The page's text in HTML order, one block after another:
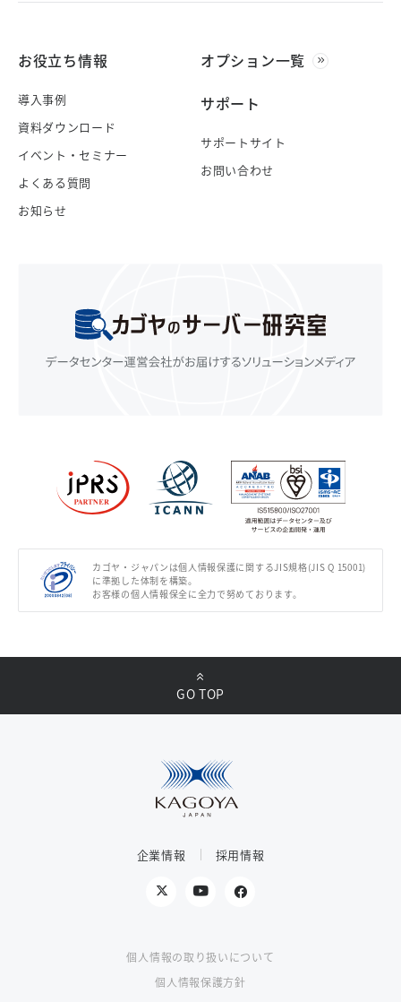
お役立ち情報
導入事例
資料ダウンロード
イベント・セミナー
よくある質問
お知らせ
オプション一覧
サポート
サポートサイト
お問い合わせ
カゴヤ・ジャパンは個人情報保護に関するJIS規格(JIS Q 15001)
に準拠した体制を構築。
お客様の個人情報保全に全力で努めております。
企業情報 採用情報
個人情報の取り扱いについて
個人情報保護方針
GO TOP